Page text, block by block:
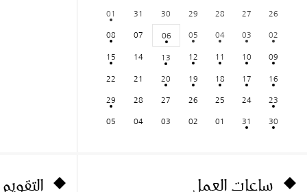
26
27
28
29
30
31
01
02
03
04
05
06
07
08
09
10
11
12
13
14
15
16
17
18
19
20
21
22
23
24
25
26
27
28
29
30
31
01
02
03
04
05
ساعات العمل التقويم